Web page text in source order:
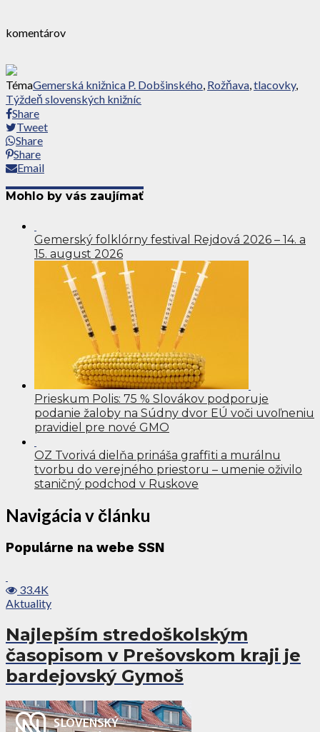
komentárov
TémaGemerská knižnica P. Dobšinského, Rožňava,tlacovky,
Týždeň slovenských knižníc
Share
Tweet
Share
Share
Email
Mohlo by vás zaujímať
Gemerský folklórny festival Rejdová 2026 – 14. a
15. august 2026
Prieskum Polis: 75 % Slovákov podporuje
podanie žaloby na Súdny dvor EÚ voči uvoľneniu
pravidiel pre nové GMO
OZ Tvorivá dielňa prináša graffiti a murálnu
tvorbu do verejného priestoru – umenie oživilo
staničný podchod v Ruskove
Navigácia v článku
Populárne na webe SSN
33.4K
Aktuality
Najlepším stredoškolským
časopisom v Prešovskom kraji je
bardejovský Gymoš